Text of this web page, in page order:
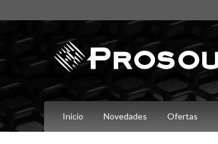
Inicio Novedades Ofertas